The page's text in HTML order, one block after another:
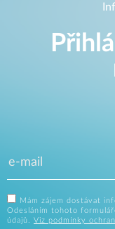
Mám zájem dostávat
Odesláním tohoto
údajů. Viz podmínky